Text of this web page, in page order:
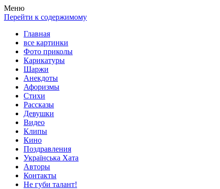
Весела хата — прикольные картинки, смешные истории,
клипы!
Покажем всем ваши фото приколы, карикатуры, шаржи, стихи,
рассказы, видео и песни!
Меню
Перейти к содержимому
Главная
все картинки
Фото приколы
Карикатуры
Шаржи
Анекдоты
Афоризмы
Стихи
Рассказы
Девушки
Видео
Клипы
Кино
Поздравления
Українська Хата
Авторы
Контакты
Не губи талант!